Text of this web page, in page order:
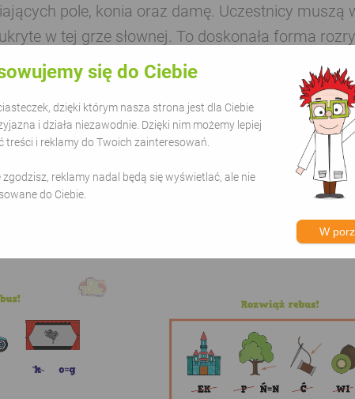
się do Ciebie
dzięki którym nasza strona jest dla Ciebie
i działa niezawodnie. Dzięki nim możemy lepiej
treści i reklamy do Twoich zainteresowań.
zgodzisz, reklamy nadal będą się wyświetlać, ale nie
do Ciebie.
W
pole, konia oraz damę. Uczestnicy
w tej grze słownej. To doskonała forma
- Rebusy